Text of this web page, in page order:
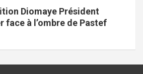
Diomaye Président
face à l’ombre de Pastef